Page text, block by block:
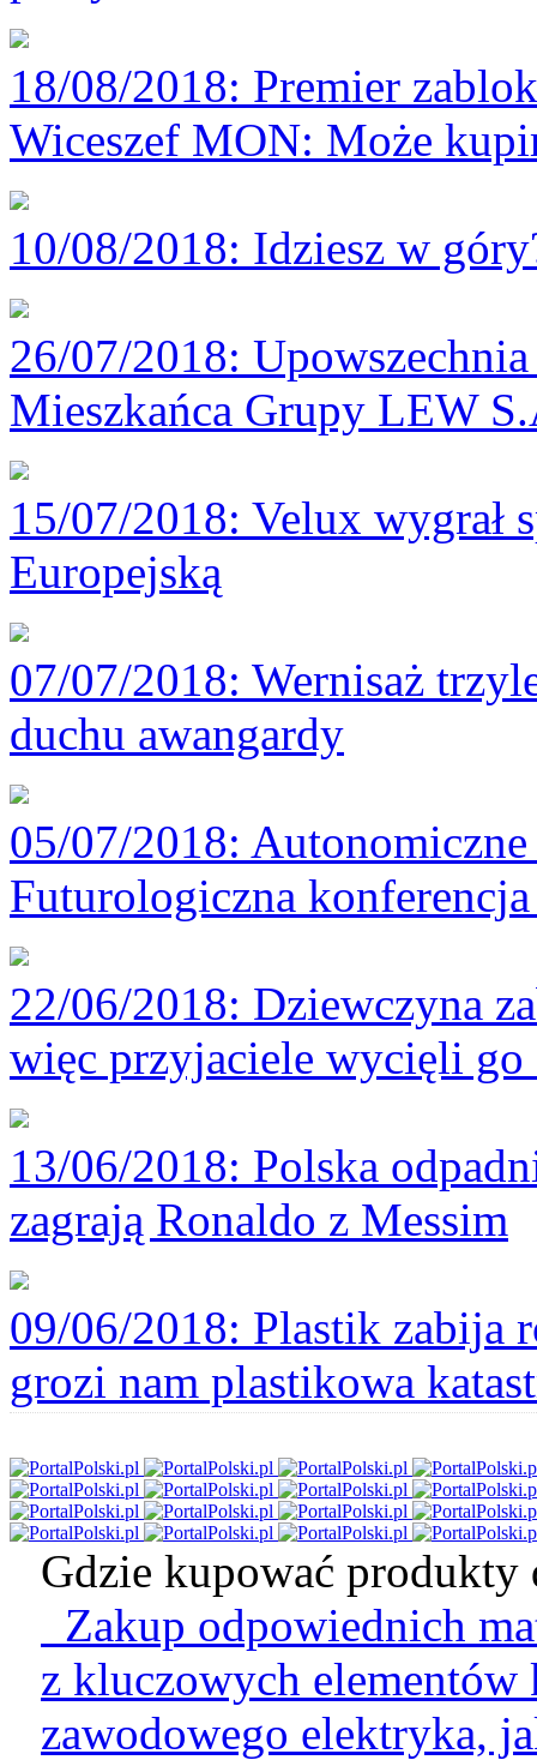
18/08/2018: Premier
Wiceszef MON: Może
10/08/2018: Idziesz w
26/07/2018:
Mieszkańca Grupy LEW
15/07/2018: Velux wygrał
Europejską
07/07/2018: Wernisaż
duchu awangardy
05/07/2018:
Futurologiczna
22/06/2018: Dziewczyna
więc przyjaciele wycięli go
13/06/2018: Polska
zagrają Ronaldo z Messim
09/06/2018: Plastik zabija
grozi nam plastikowa
Gdzie kupować produkty
Zakup odpowiednich
z kluczowych
zawodowego elektryka,